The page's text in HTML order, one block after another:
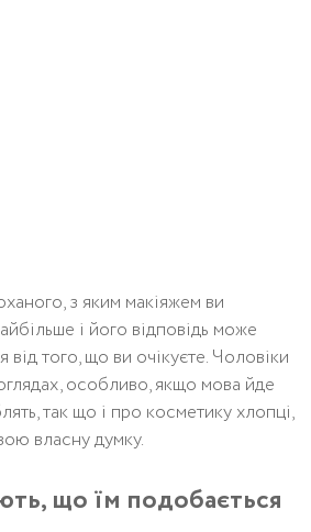
з яким макіяжем ви
і його відповідь може
від того, що ви очікуєте. Чоловіки
особливо, якщо мова йде
так що і про косметику хлопці,
власну думку.
що їм подобається